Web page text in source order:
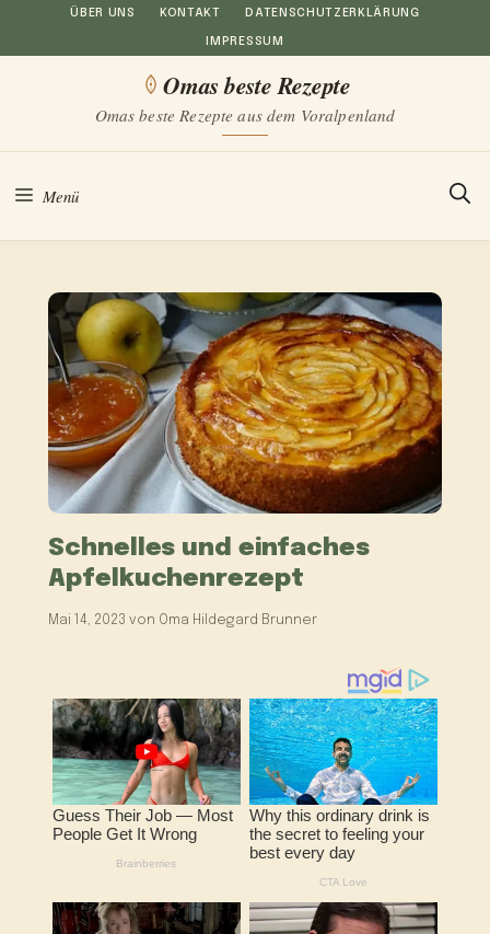
Inhalt
ÜBER UNS KONTAKT DATENSCHUTZERKLÄRUNG
IMPRESSUM
Omas beste Rezepte
Omas beste Rezepte aus dem Voralpenland
Menü
Schnelles und einfaches
Apfelkuchenrezept
Mai 14, 2023 von Oma Hildegard Brunner